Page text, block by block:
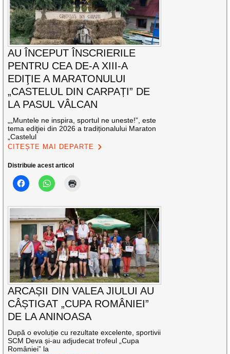
AU ÎNCEPUT ÎNSCRIERILE
PENTRU CEA DE-A XIII-A
EDIŢIE A MARATONULUI
„CASTELUL DIN CARPAȚI” DE
LA PASUL VÂLCAN
„„Muntele ne inspira, sportul ne uneste!”, este
tema ediţiei din 2026 a tradiționalului Maraton
„Castelul
CITEȘTE MAI DEPARTE
Distribuie acest articol
ARCAȘII DIN VALEA JIULUI AU
CÂȘTIGAT „CUPA ROMÂNIEI”
DE LA ANINOASA
După o evoluție cu rezultate excelente, sportivii
SCM Deva și-au adjudecat trofeul „Cupa
României” la